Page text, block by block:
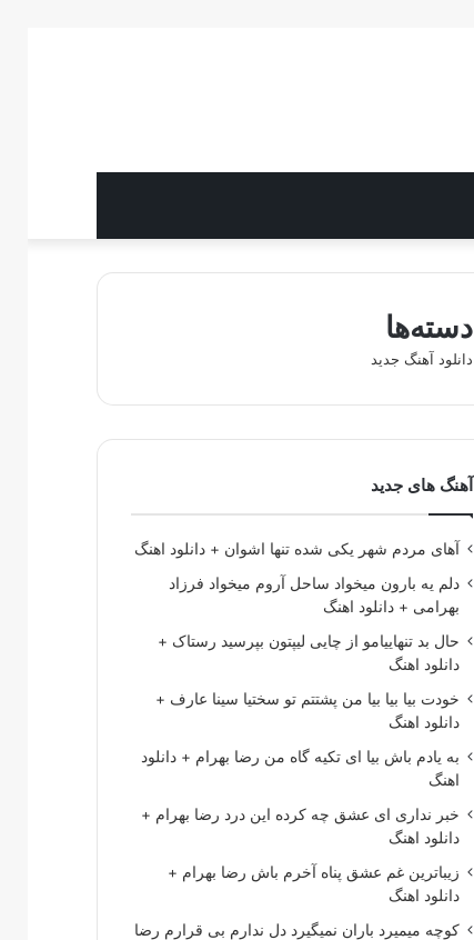
دسته‌ها
دانلود آهنگ جدید
آهنگ های جدید
آهای مردم شهر یکی شده تنها اشوان + دانلود اهنگ
دلم یه بارون میخواد ساحل آروم میخواد فرزاد
بهرامی + دانلود اهنگ
حال بد تنهاییامو از چایی لیپتون بپرسید رستاک +
دانلود اهنگ
خودت بیا بیا بیا من پشتتم تو سختیا سینا عارف +
دانلود اهنگ
به یادم باش بیا ای تکیه گاه من رضا بهرام + دانلود
اهنگ
خبر نداری ای عشق چه کرده این درد رضا بهرام +
دانلود اهنگ
زیباترین غم عشق پناه آخرم باش رضا بهرام +
دانلود اهنگ
کوچه میمیرد باران نمیگیرد دل ندارم بی قرارم رضا